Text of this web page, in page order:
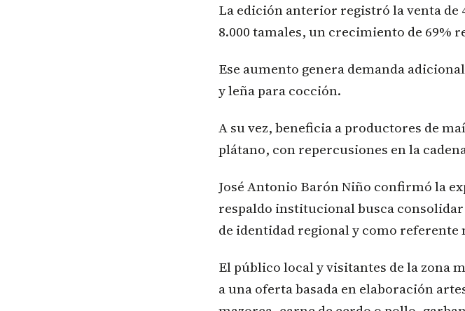
La edición anterior registró la venta de
8.000 tamales, un crecimiento de 69%
Ese aumento genera demanda
y leña para cocción.
A su vez, beneficia a productores de
plátano, con repercusiones en la
José Antonio Barón Niño confirmó la
respaldo institucional busca
de identidad regional y como referente
El público local y visitantes de la zona
a una oferta basada en elaboración